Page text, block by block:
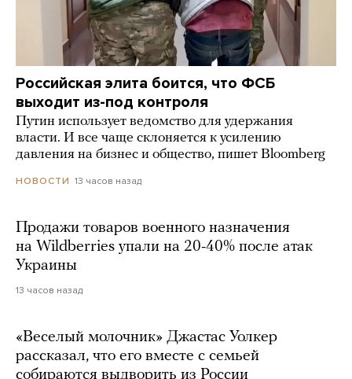
Российская элита боится, что ФСБ
выходит из-под контроля
Путин использует ведомство для удержания
власти. И все чаще склоняется к усилению
давления на бизнес и общество, пишет Bloomberg
НОВОСТИ 13 часов назад
Продажи товаров военного назначения
на Wildberries упали на 20-40% после атак
Украины
13 часов назад
«Веселый молочник» Джастас Уолкер
рассказал, что его вместе с семьей
собираются выдворить из России